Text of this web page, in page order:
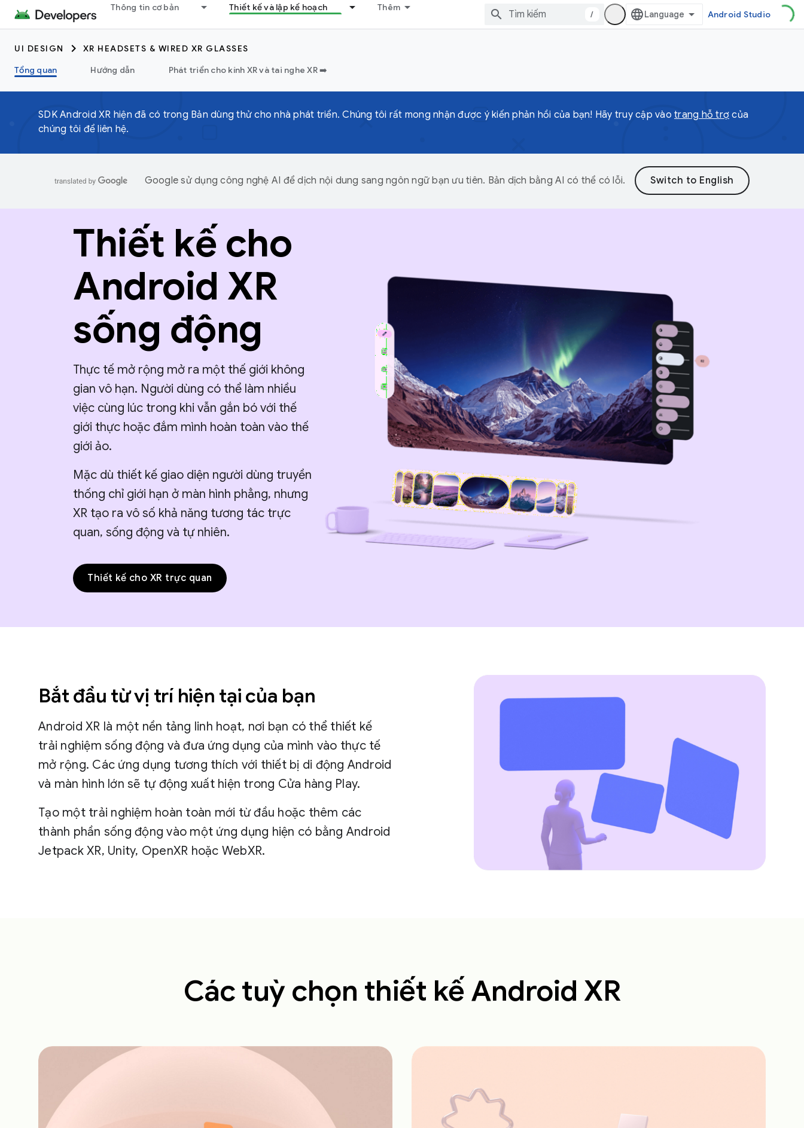
Thông tin cơ bản Thiết kế và lập kế hoạch Thêm
/ Android Studio
UI DESIGN
XR HEADSETS & WIRED XR GLASSES
Tổng quan
Hướng dẫn Phát triển cho kính XR và tai nghe XR ➡️
SDK Android XR hiện đã có trong Bản dùng thử cho nhà phát triển. Chúng tôi rất mong nhận được ý kiến phản hồi của bạn! Hãy truy cập vào trang hỗ trợ của
chúng tôi để liên hệ.
Google sử dụng công nghệ AI để dịch nội dung sang ngôn ngữ bạn ưu tiên. Bản dịch bằng AI có thể có lỗi.
Thiết kế cho
Android XR
sống động
Thực tế mở rộng mở ra một thế giới không
gian vô hạn. Người dùng có thể làm nhiều
việc cùng lúc trong khi vẫn gắn bó với thế
giới thực hoặc đắm mình hoàn toàn vào thế
giới ảo.
Mặc dù thiết kế giao diện người dùng truyền
thống chỉ giới hạn ở màn hình phẳng, nhưng
XR tạo ra vô số khả năng tương tác trực
quan, sống động và tự nhiên.
Thiết kế cho XR trực quan
Bắt đầu từ vị trí hiện tại của bạn
Android XR là một nền tảng linh hoạt, nơi bạn có thể thiết kế
trải nghiệm sống động và đưa ứng dụng của mình vào thực tế
mở rộng. Các ứng dụng tương thích với thiết bị di động Android
và màn hình lớn sẽ tự động xuất hiện trong Cửa hàng Play.
Tạo một trải nghiệm hoàn toàn mới từ đầu hoặc thêm các
thành phần sống động vào một ứng dụng hiện có bằng Android
Jetpack XR, Unity, OpenXR hoặc WebXR.
Các tuỳ chọn thiết kế Android XR